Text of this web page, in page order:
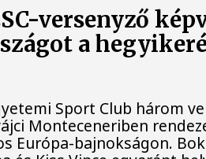
versenyző
a
Sport Club három
Monteceneriben
Európa-bajnokságon.